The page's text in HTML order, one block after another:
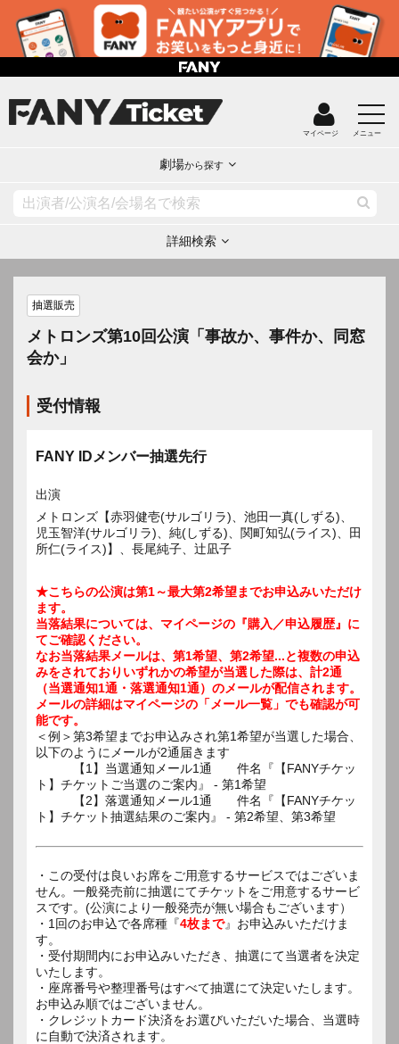
マイページ メニュー
劇場から探す
詳細検索
抽選販売
メトロンズ第10回公演「事故か、事件か、同窓
会か」
受付情報
FANY IDメンバー抽選先行
出演
メトロンズ【赤羽健壱(サルゴリラ)、池田一真(しずる)、
児玉智洋(サルゴリラ)、純(しずる)、関町知弘(ライス)、田
所仁(ライス)】、長尾純子、辻凪子
★こちらの公演は第1～最大第2希望までお申込みいただけ
ます。
当落結果については、マイページの『購入／申込履歴』に
てご確認ください。
なお当落結果メールは、第1希望、第2希望...と複数の申込
みをされておりいずれかの希望が当選した際は、計2通
（当選通知1通・落選通知1通）のメールが配信されます。
メールの詳細はマイページの「メール一覧」でも確認が可
能です。
＜例＞第3希望までお申込みされ第1希望が当選した場合、
以下のようにメールが2通届きます
【1】当選通知メール1通 件名『【FANYチケッ
ト】チケットご当選のご案内』 - 第1希望
【2】落選通知メール1通 件名『【FANYチケッ
ト】チケット抽選結果のご案内』 - 第2希望、第3希望
・この受付は良いお席をご用意するサービスではございま
せん。一般発売前に抽選にてチケットをご用意するサービ
スです。(公演により一般発売が無い場合もございます）
・1回のお申込で各席種『4枚まで』お申込みいただけま
す。
・受付期間内にお申込みいただき、抽選にて当選者を決定
いたします。
・座席番号や整理番号はすべて抽選にて決定いたします。
お申込み順ではございません。
・クレジットカード決済をお選びいただいた場合、当選時
に自動で決済されます。